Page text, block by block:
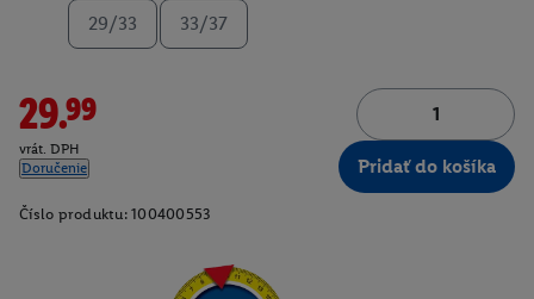
29/33 33/37
29.99
vrát. DPH
Doručenie
Pridať do košíka
Číslo produktu: 100400553